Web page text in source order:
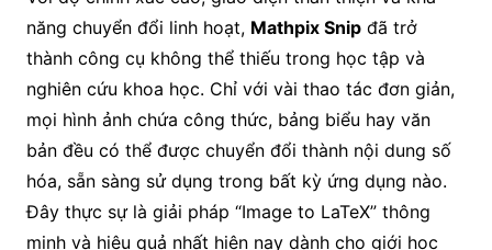
năng chuyển đổi linh hoạt, Mathpix Snipđã trở
thành công cụ không thể thiếu trong học tập và
nghiên cứu khoa học. Chỉ với vài thao tác đơn giản,
mọi hình ảnh chứa công thức, bảng biểu hay văn
bản đều có thể được chuyển đổi thành nội dung số
hóa, sẵn sàng sử dụng trong bất kỳ ứng dụng nào.
Đây thực sự là giải pháp “Image to LaTeX” thông
minh và hiệu quả nhất hiện nay dành cho giới học